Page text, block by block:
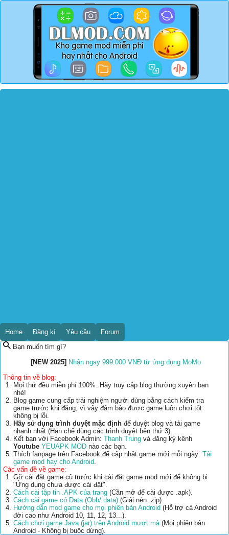
Home Đăng kí Yêu cầu
Forum
Bạn muốn tìm gì?
[NEW 2025] Nhận ngay 999.000 VNĐ từ ứng dụng MoMo
Thông tin về blog:
Mọi thứ đều miễn phí 100%. Hãy truy cập blog thường xuyên bạn
nhé!
Blog game cung cấp trải nghiệm người dùng bằng cách kiểm tra
game trước khi đăng, vì vậy đảm bảo được game luôn chơi tốt
không bị lỗi.
Hãy sử dụng trình duyệt mặc định để duyệt blog và tải game
nhanh nhất (Hạn chế dùng các trình duyệt bên thứ 3).
Kết bạn với Facebook Admin: Thanh Trung và đăng ký kênh
Youtube YEUAPK MOD nào các bạn.
Thích fanpage trên Facebook để cập nhật game mới mỗi ngày: Tải
game mod hay cho Android.
Các vấn đề về game:
Gỡ cài đặt game cũ trước khi cài đặt game mod mới để không bị
"Ứng dụng chưa được cài đặt".
Cách cài tập tin .APK của trang (Cần mở để cài được .apk).
Cách cài game có Data (Obb/ data) (Giải nén .zip).
Hướng dẫn mod game cho mọi phiên bản Android (Hỗ trợ cả Android
đời cao như Android 10, 11, 12, 13...).
Cách chơi game Java (jar) trên Android mượt mà(Mọi phiên bản
Android - Không bị buộc dừng).